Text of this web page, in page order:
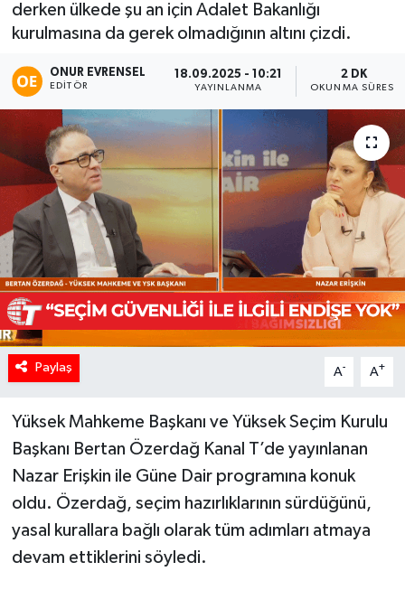
derken ülkede şu an için Adalet Bakanlığı
kurulmasına da gerek olmadığının altını çizdi.
ONUR EVRENSEL
EDITÖR
18.09.2025 - 10:21
YAYINLANMA
2 DK
OKUNMA SÜRESI
Paylaş A- A+
Yüksek Mahkeme Başkanı ve Yüksek Seçim Kurulu
Başkanı Bertan Özerdağ Kanal T’de yayınlanan
Nazar Erişkin ile Güne Dair programına konuk
oldu. Özerdağ, seçim hazırlıklarının sürdüğünü,
yasal kurallara bağlı olarak tüm adımları atmaya
devam ettiklerini söyledi.